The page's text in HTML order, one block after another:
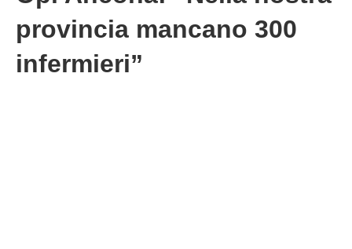
provincia mancano 300
infermieri”